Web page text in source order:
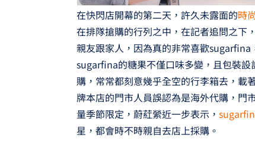
在快閃店開幕的第二天，許久未露面的時
在排隊搶購的行列之中，在記者追問之下
親友跟家人，因為真的非常喜歡
sugarfina的糖果不僅口味多變，且包裝
購，常常都刻意幾乎全空的行李箱去，載
牌本店的門市人員誤認為是海外代購，門
量季節限定，蔚葒縈近一步表示，
星，都會時不時親自去店上採購。